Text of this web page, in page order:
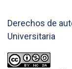
Derechos de
Universitaria